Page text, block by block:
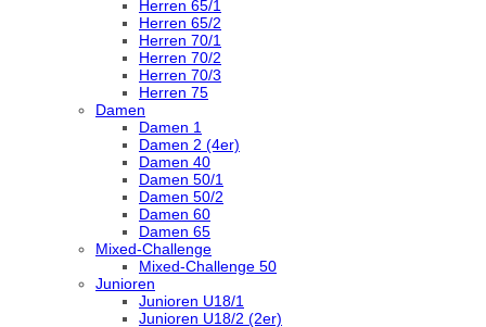
Herren 65/1
Herren 65/2
Herren 70/1
Herren 70/2
Herren 70/3
Herren 75
Damen
Damen 1
Damen 2 (4er)
Damen 40
Damen 50/1
Damen 50/2
Damen 60
Damen 65
Mixed-Challenge
Mixed-Challenge 50
Junioren
Junioren U18/1
Junioren U18/2 (2er)